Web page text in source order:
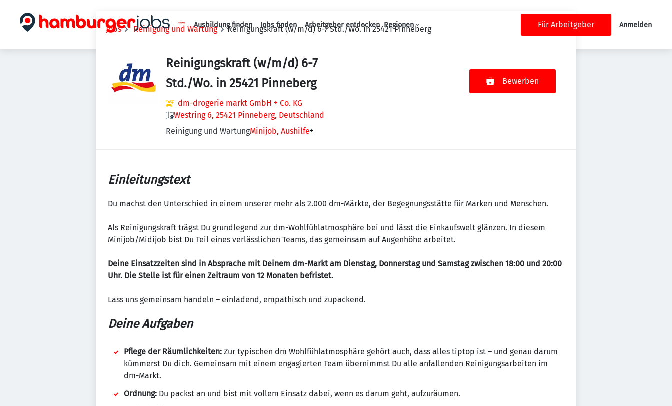
Haupt-Navigation
Ausbildung finden Jobs finden Arbeitgeber entdecken Regionen Für Arbeitgeber Anmelden
Jobs Reinigung und Wartung Reinigungskraft (w/m/d) 6-7 Std./Wo. in 25421 Pinneberg
Reinigungskraft (w/m/d) 6-7
Std./Wo. in 25421 Pinneberg
dm-drogerie markt GmbH + Co. KG
Westring 6, 25421 Pinneberg, Deutschland
Reinigung und WartungMinijob, Aushilfe+
Bewerben
Einleitungstext
Du machst den Unterschied in einem unserer mehr als 2.000 dm-Märkte, der Begegnungsstätte für Marken und Menschen.
Als Reinigungskraft trägst Du grundlegend zur dm-Wohlfühlatmosphäre bei und lässt die Einkaufswelt glänzen. In diesem
Minijob/Midijob bist Du Teil eines verlässlichen Teams, das gemeinsam auf Augenhöhe arbeitet.
Deine Einsatzzeiten sind in Absprache mit Deinem dm-Markt am Dienstag, Donnerstag und Samstag zwischen 18:00 und 20:00
Uhr. Die Stelle ist für einen Zeitraum von 12 Monaten befristet.
Lass uns gemeinsam handeln – einladend, empathisch und zupackend.
Deine Aufgaben
Pflege der Räumlichkeiten: Zur typischen dm Wohlfühlatmosphäre gehört auch, dass alles tiptop ist – und genau darum
kümmerst Du dich. Gemeinsam mit einem engagierten Team übernimmst Du alle anfallenden Reinigungsarbeiten im
dm-Markt.
Ordnung: Du packst an und bist mit vollem Einsatz dabei, wenn es darum geht, aufzuräumen.